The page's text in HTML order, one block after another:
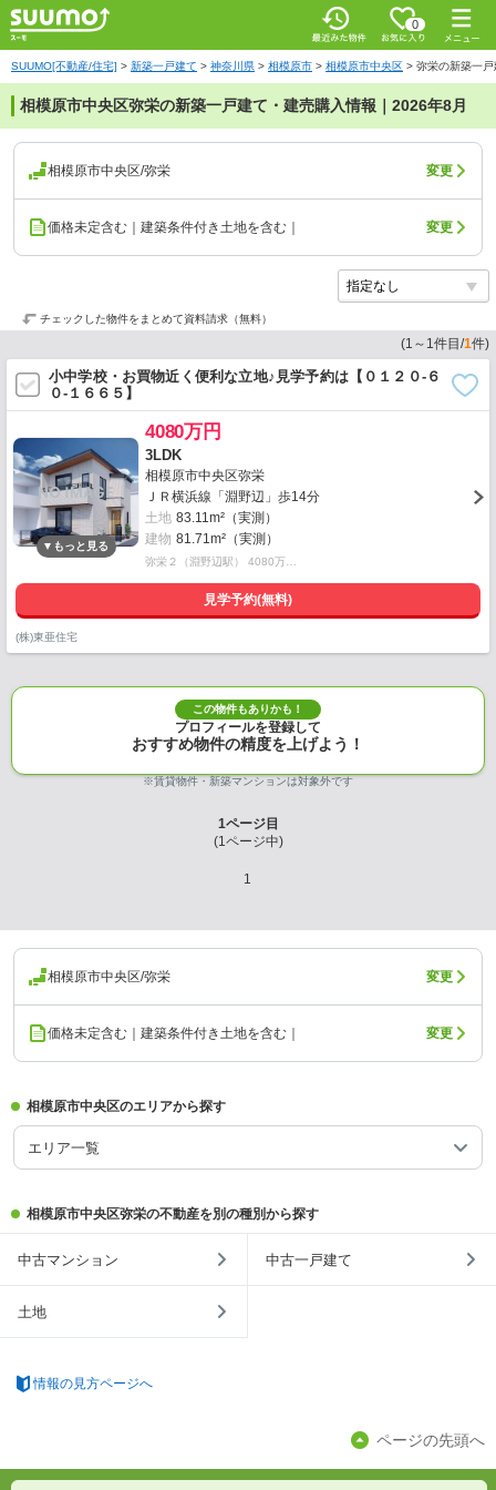
0
SUUMO[不動産/住宅] > 新築一戸建て > 神奈川県 > 相模原市 > 相模原市中央区 > 弥栄の新築一
相模原市中央区弥栄の新築一戸建て・建売購入情報｜2026年8月
相模原市中央区/弥栄 変更
価格未定含む｜建築条件付き土地を含む｜ 変更
チェックした物件をまとめて資料請求（無料）
(1 ～ 1件目/1件)
小中学校・お買物近く便利な立地♪見学予約は【０１２０-６
０-１６６５】
4080万円
3LDK
相模原市中央区弥栄
ＪＲ横浜線「淵野辺」歩14分
土地 83.11m²（実測）
建物 81.71m²（実測）
弥栄２（淵野辺駅） 4080万…
見学予約(無料)
(株)東亜住宅
この物件もありかも！
プロフィールを登録して
おすすめ物件の精度を上げよう！
※賃貸物件・新築マンションは対象外です
1ページ目
(1ページ中)
1
相模原市中央区/弥栄 変更
価格未定含む｜建築条件付き土地を含む｜ 変更
相模原市中央区のエリアから探す
エリア一覧
相模原市中央区弥栄の不動産を別の種別から探す
中古マンション 中古一戸建て
土地
情報の見方ページへ
ページの先頭へ